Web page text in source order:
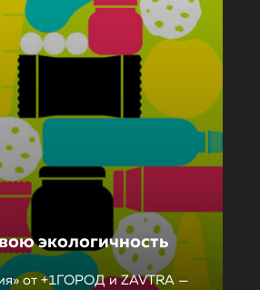
экологичность
от +1ГОРОД и ZAVTRA —